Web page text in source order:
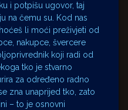
i potpišu ugovor, taj
na čemu su. Kod nas
li moći preživjeti od
nakupce, švercere
koji radi od
tko je stvarno
za određeno radno
zna unaprijed tko, zato
– to je osnovni